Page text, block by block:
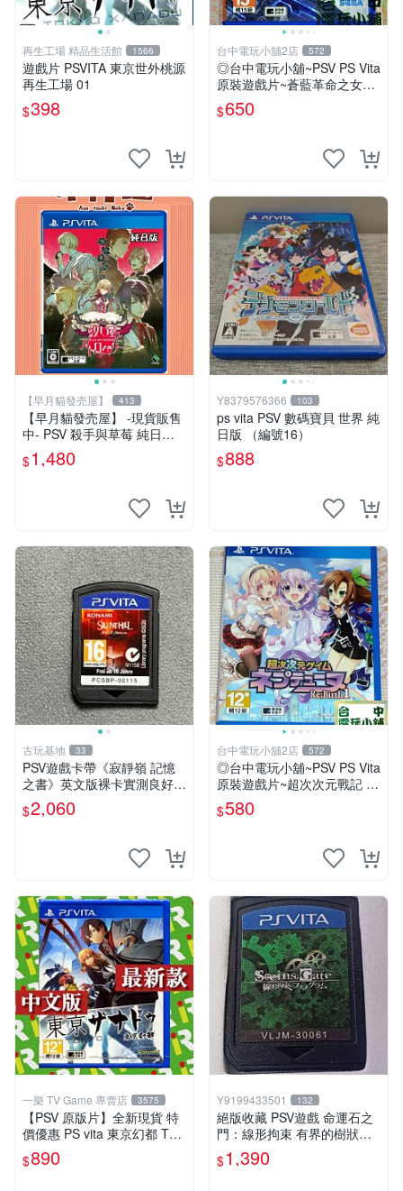
再生工場 精品生活館 1566
遊戲片 PSVITA 東京世外桃源
再生工場 01
$398
台中電玩小舖2店 572
◎台中電玩小舖~PSV PS Vita
原裝遊戲片~蒼藍革命之女武
神 中文版 中文版 ~650
$650
【早月貓發売屋】 413
【早月貓發売屋】 -現貨販售
中- PSV 殺手與草莓 純日版
日文版 ※戀愛×懸疑※ 戀愛AD
V遊戲
$1,480
Y8379576366 103
ps vita PSV 數碼寶貝 世界 純
日版 （編號16）
$888
古玩基地 33
PSV遊戲卡帶《寂靜嶺 記憶
之書》英文版裸卡實測良好
限定PSV平臺獨享 廚房遊戲
獲得熱銷推薦 寂靜嶺 電玩遊
$2,060
台中電玩小舖2店 572
◎台中電玩小舖~PSV PS Vita
原裝遊戲片~超次次元戰記 戰
$580
一樂 TV Game 專賣店 3575
【PSV 原版片】全新現貨 特
價優惠 PS vita 東京幻都 TOK
YO XANADU 中文版【台中一
樂電玩】
$890
Y9199433501 132
絕版收藏 PSV遊戲 命運石之
門：線形拘束 有界的樹狀圖
日版 VLJM-30061
$1,390